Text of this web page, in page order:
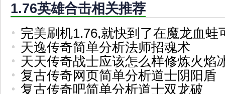
1.76英雄合击相关推荐
完美刷机1.76,就快到了在魔龙血蛙
天逸传奇简单分析法师招魂术
天天传奇战士应该怎么样修炼火焰
复古传奇网页简单分析道士阴阳盾
复古传奇吧简单分析道士双龙破